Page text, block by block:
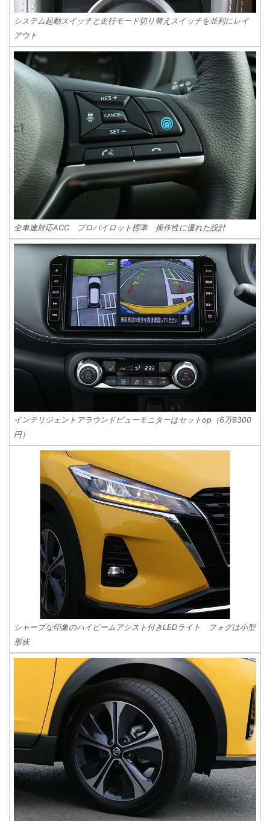
システム起動スイッチと走行モード切り替えスイッチを並列にレイ
アウト
全車速対応ACC プロパイロット標準 操作性に優れた設計
インテリジェントアラウンドビューモニターはセットop（6万9300
円）
シャープな印象のハイビームアシスト付きLEDライト フォグは小型
形状